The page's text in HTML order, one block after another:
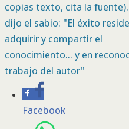
copias texto, cita la
dijo el sabio: "El éxito
adquirir y compartir el
conocimiento... y en
trabajo del autor"
Facebook